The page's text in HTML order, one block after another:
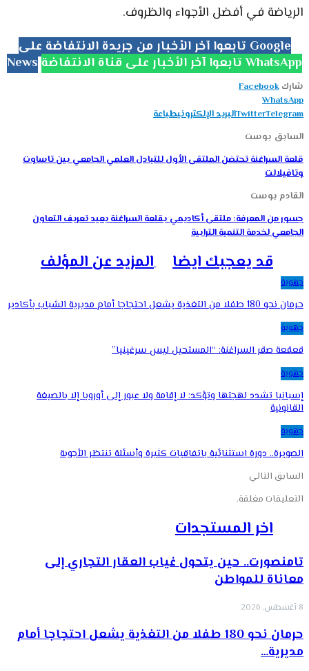
الرياضة في أفضل الأجواء والظروف.
تابعوا آخر الأخبار من جريدة الانتفاضة على Google
News
تابعوا آخر الأخبار على قناة الانتفاضة WhatsApp
شارك Facebook
WhatsApp
TwitterTelegram البريد الإلكترونيطباعة
السابق بوست
قلعة السراغنة تحتضن الملتقى الأول للتبادل العلمي الجامعي بين تاساوت
وتافيلالت
القادم بوست
جسور من المعرفة: ملتقى أكاديمي بقلعة السراغنة يعيد تعريف التعاون
الجامعي لخدمة التنمية الترابية
قد يعجبك ايضا المزيد عن المؤلف
جهوية
حرمان نحو 180 طفلا من التغذية يشعل احتجاجا أمام مديرية الشباب بأكادير
جهوية
قعقعة صقر السراغنة: “المستحيل ليس سرغينيا”
جهوية
إسبانيا تشدد لهجتها وتؤكد: لا إقامة ولا عبور إلى أوروبا إلا بالصيغة
القانونية
جهوية
الصويرة.. دورة استثنائية باتفاقيات كثيرة وأسئلة تنتظر الأجوبة
السابق التالي
التعليقات مغلقة.
اخر المستجدات
تامنصورت.. حين يتحول غياب العقار التجاري إلى
معاناة للمواطن
8 أغسطس, 2026
حرمان نحو 180 طفلا من التغذية يشعل احتجاجا أمام
مديرية…